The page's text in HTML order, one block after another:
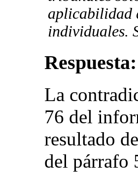
aplicabilidad
individuales.
Respuesta:
La
76 del
resultado
del párrafo